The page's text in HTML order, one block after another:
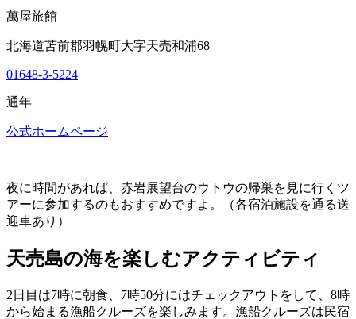
萬屋旅館
北海道苫前郡羽幌町大字天売和浦68
01648-3-5224
通年
公式ホームページ
夜に時間があれば、赤岩展望台のウトウの帰巣を見に行くツ
アーに参加するのもおすすめですよ。（各宿泊施設を通る送
迎車あり）
天売島の海を楽しむアクティビティ
2日目は7時に朝食、7時50分にはチェックアウトをして、8時
から始まる漁船クルーズを楽しみます。漁船クルーズは民宿